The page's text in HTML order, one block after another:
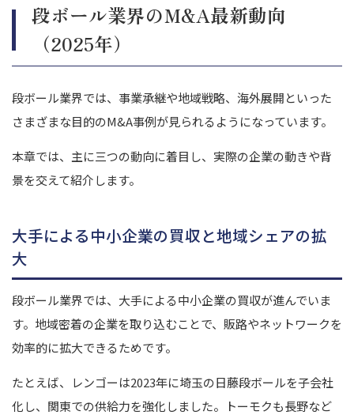
段ボール業界のM&A最新動向
（2025年）
段ボール業界では、事業承継や地域戦略、海外展開といった
さまざまな目的のM&A事例が見られるようになっています。
本章では、主に三つの動向に着目し、実際の企業の動きや背
景を交えて紹介します。
大手による中小企業の買収と地域シェアの拡
大
段ボール業界では、大手による中小企業の買収が進んでいま
す。地域密着の企業を取り込むことで、販路やネットワークを
効率的に拡大できるためです。
たとえば、レンゴーは2023年に埼玉の⽇藤段ボールを子会社
化し、関東での供給力を強化しました。トーモクも長野など